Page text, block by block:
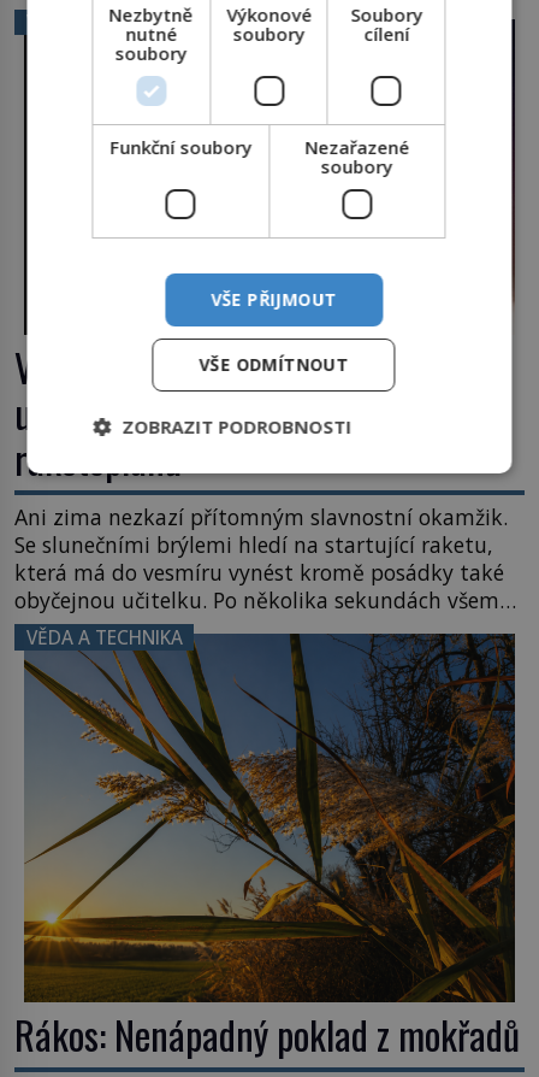
VĚDA A TECHNIKA
Výbuch, muzeum a promenáda v
ulicích. Pět osudů nejslavnějších
raketoplánů
Ani zima nezkazí přítomným slavnostní okamžik.
Se slunečními brýlemi hledí na startující raketu,
která má do vesmíru vynést kromě posádky také
obyčejnou učitelku. Po několika sekundách všem
ztuhnou úsměvy, stroj totiž exploduje. Jejich
konstrukce není z levného kraje, daňové
poplatníky stojí miliardy dolarů. Na druhou stranu
zvládnou jen představitelné věci. Na malé kousky
Název: Columbia První […]
VĚDA A TECHNIKA
Rákos: Nenápadný poklad z mokřadů
Nezbytně
nutné
soubory
Výkonové
soubory
Soubory
cílení
Funkční soubory
Nezařazené
soubory
VŠE PŘIJMOUT
VŠE ODMÍTNOUT
ZOBRAZIT PODROBNOSTI